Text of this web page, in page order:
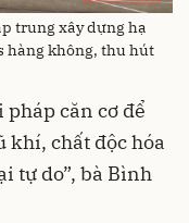
trung xây dựng hạ
hàng không, thu hút
căn cơ để
khí, chất độc hóa
tự do”, bà Bình